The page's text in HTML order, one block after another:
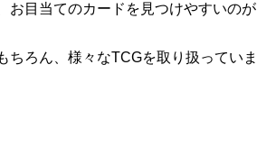
お目当てのカードを見つけやすいのが
ちろん、様々なTCGを取り扱っていま